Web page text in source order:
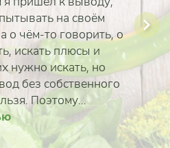
на своём
о чём-то говорить, о
искать плюсы и
нужно искать, но
без собственного
Поэтому...
полностью
полностью
полностью
полностью
полностью
полностью